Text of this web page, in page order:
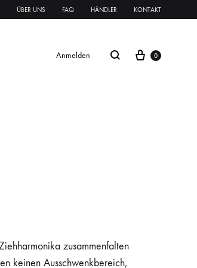
ÜBER UNS FAQ HÄNDLER KONTAKT
Anmelden 0
zusammenfalten
keinen Ausschwenkbereich,